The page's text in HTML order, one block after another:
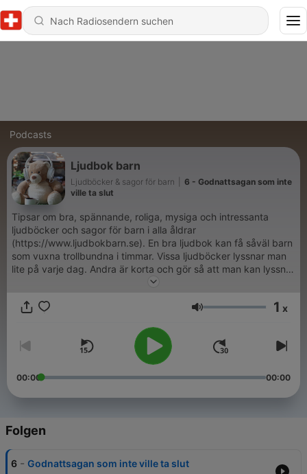
Podcasts
Ljudbok barn
Ljudböcker & sagor för barn
6 - Godnattsagan som inte
ville ta slut
Tipsar om bra, spännande, roliga, mysiga och intressanta
ljudböcker och sagor för barn i alla åldrar
(https://www.ljudbokbarn.se). En bra ljudbok kan få såväl barn
som vuxna trollbundna i timmar. Vissa ljudböcker lyssnar man
lite på varje dag. Andra är korta och gör så att man kan lyssna
på samma saga om och om igen. Det är alltid bra att ha några
och behöver ha ny underhållning till barnen. Vi tipsar förstås
bra godnattsaga innan man ska sova. Vi hoppas att du ska ha
nytta av våra tips! Du hittar de flesta sagor & ljudböcker vi
https://open.spotify.com/playlist/2vlEFpAvYn5pUwaRFXDoq0?
Lautstärke 1 x
00:00 00:00
Folgen
6 - Godnattsagan som inte ville ta slut